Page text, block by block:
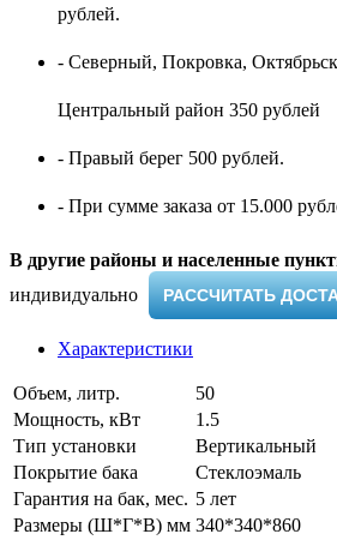
рублей.
- Северный, Покровка,
Центральный район 350 рублей
- Правый берег 500 рублей.
- При сумме заказа от 15.000
В другие районы и населенные
индивидуально ​
РАССЧИТАТЬ
Характеристики
Объем, литр.
50
Мощность, кВт
1.5
Тип установки
Вертикальный
Покрытие бака
Стеклоэмаль
Гарантия на бак, мес. 5 лет
Размеры (Ш*Г*В) мм 340*340*860